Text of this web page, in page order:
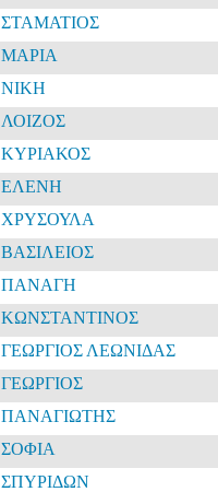
ΣΤΑΜΑΤΙΟΣ
ΜΑΡΙΑ
ΝΙΚΗ
ΛΟΙΖΟΣ
ΚΥΡΙΑΚΟΣ
ΕΛΕΝΗ
ΧΡΥΣΟΥΛΑ
ΒΑΣΙΛΕΙΟΣ
ΠΑΝΑΓΗ
ΚΩΝΣΤΑΝΤΙΝΟΣ
ΓΕΩΡΓΙΟΣ ΛΕΩΝΙΔΑΣ
ΓΕΩΡΓΙΟΣ
ΠΑΝΑΓΙΩΤΗΣ
ΣΟΦΙΑ
ΣΠΥΡΙΔΩΝ